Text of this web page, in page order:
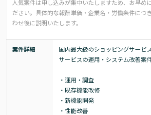
人気案件は申し込みが集中いたしますため、お早め
ださい。 具体的な報酬単価・企業名・労働条件につ
わせ後に説明いたします。
案件詳細
国内最大級のショッピングサービ
サービスの運用・システム改善案
・運用・調査
・既存機能改修
・新機能開発
・性能改善